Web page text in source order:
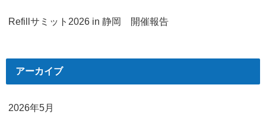
Refillサミット2026 in 静岡 開催報告
アーカイブ
2026年5月